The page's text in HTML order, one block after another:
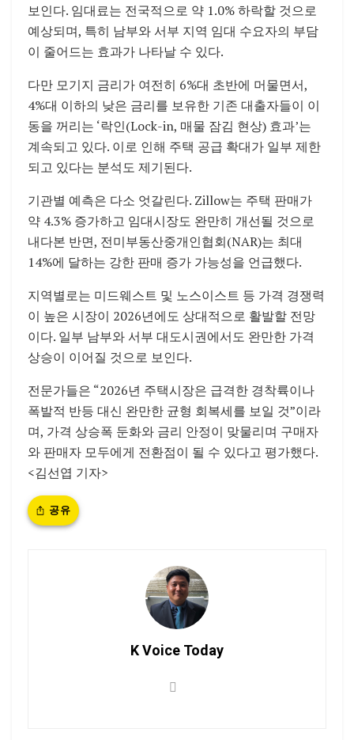
보인다. 임대료는 전국적으로 약 1.0% 하락할 것으로
예상되며, 특히 남부와 서부 지역 임대 수요자의 부담
이 줄어드는 효과가 나타날 수 있다.
다만 모기지 금리가 여전히 6%대 초반에 머물면서,
4%대 이하의 낮은 금리를 보유한 기존 대출자들이 이
동을 꺼리는 ‘락인(Lock-in, 매물 잠김 현상) 효과’는
계속되고 있다. 이로 인해 주택 공급 확대가 일부 제한
되고 있다는 분석도 제기된다.
기관별 예측은 다소 엇갈린다. Zillow는 주택 판매가
약 4.3% 증가하고 임대시장도 완만히 개선될 것으로
내다본 반면, 전미부동산중개인협회(NAR)는 최대
14%에 달하는 강한 판매 증가 가능성을 언급했다.
지역별로는 미드웨스트 및 노스이스트 등 가격 경쟁력
이 높은 시장이 2026년에도 상대적으로 활발할 전망
이다. 일부 남부와 서부 대도시권에서도 완만한 가격
상승이 이어질 것으로 보인다.
전문가들은 “2026년 주택시장은 급격한 경착륙이나
폭발적 반등 대신 완만한 균형 회복세를 보일 것”이라
며, 가격 상승폭 둔화와 금리 안정이 맞물리며 구매자
와 판매자 모두에게 전환점이 될 수 있다고 평가했다.
<김선엽 기자>
공유
K Voice Today